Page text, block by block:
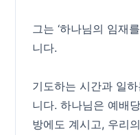
그는 ‘하나님의 임재
니다.
기도하는 시간과 일
니다. 하나님은 예배
방에도 계시고, 우리